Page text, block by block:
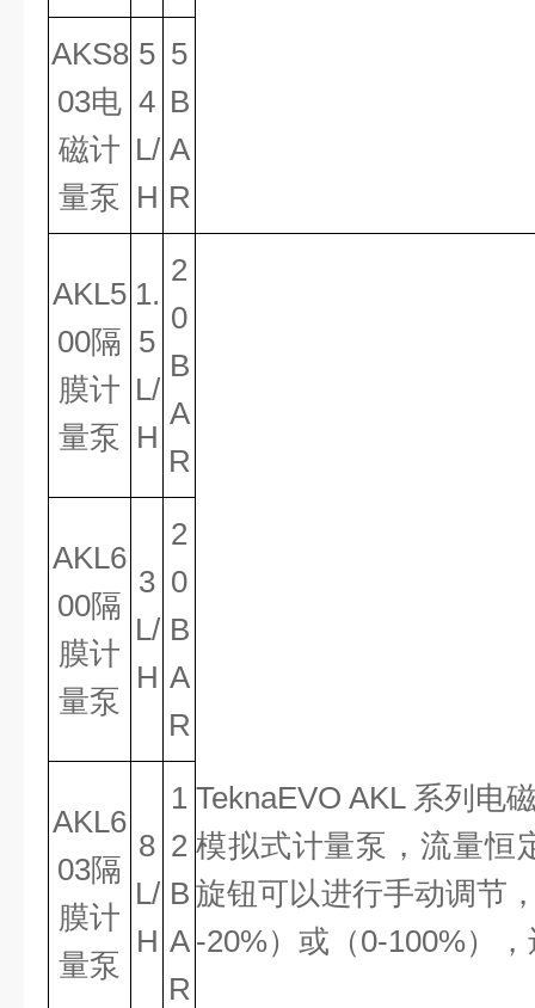
AKS8
03电
磁计
量泵
5
4
L/
H
5
B
A
R
AKL5
00隔
膜计
量泵
1.
5
L/
H
2
0
B
A
R
TeknaEVO AKL 系列电
模拟式计量泵，流量恒
旋钮可以进行手动调节
-20%）或（0-100%）
AKL6
00隔
膜计
量泵
3
L/
H
2
0
B
A
R
AKL6
03隔
膜计
量泵
8
L/
H
1
2
B
A
R